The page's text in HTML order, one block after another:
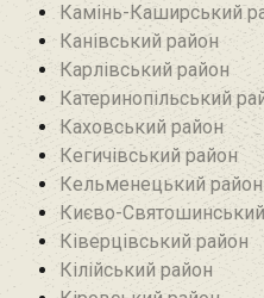
Камінь-Каширський
Канівський район
Карлівський район
Катеринопільський
Каховський район
Кегичівський район
Кельменецький район
Києво-
Ківерцівський район‎
Кілійський район